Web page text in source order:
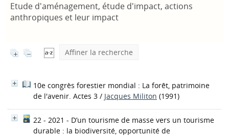
Etude d'aménagement, étude d'impact, actions
anthropiques et leur impact
Affiner la recherche
10e congrès forestier mondial : La forêt, patrimoine
de l'avenir. Actes 3 / Jacques Militon (1991)
22 - 2021 - D’un tourisme de masse vers un tourisme
durable : la biodiversité, opportunité de